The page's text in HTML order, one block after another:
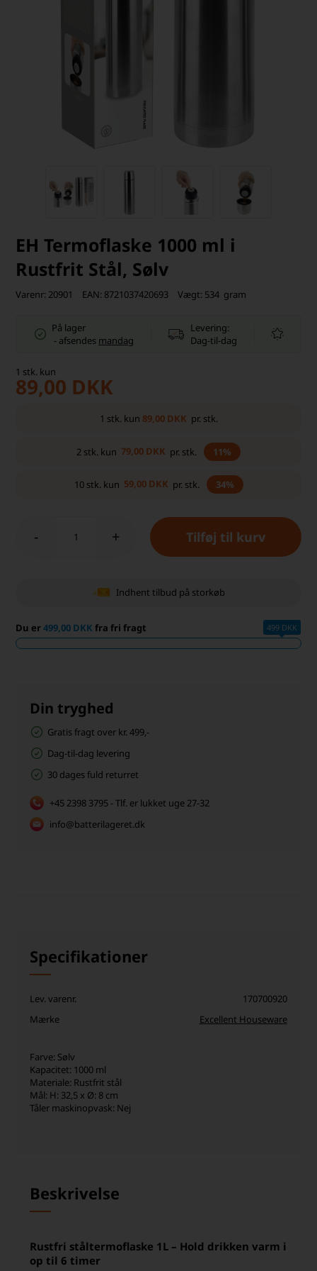
EH Termoflaske 1000 ml i
Rustfrit Stål, Sølv
Varenr: 20901 EAN: 8721037420693 Vægt: 534 gram
På lager
- afsendes mandag
Levering:
Dag-til-dag
1 stk. kun
89,00 DKK
1 stk. kun 89,00 DKK pr. stk.
2 stk. kun 79,00 DKK pr. stk. 11%
10 stk. kun 59,00 DKK pr. stk. 34%
- +
Indhent tilbud på storkøb
Du er499,00 DKK fra fri fragt 499 DKK
Din tryghed
Gratis fragt over kr. 499,-
Dag-til-dag levering
30 dages fuld returret
+45 2398 3795 - Tlf. er lukket uge 27-32
info@batterilageret.dk
Beskrivelse
Rustfri ståltermoflaske 1L – Hold drikken varm i
op til 6 timer
Specifikationer
Lev. varenr.
170700920
Mærke
Excellent Houseware
Farve: Sølv
Kapacitet: 1000 ml
​​​​​​​Materiale: Rustfrit stål
Mål: H: 32,5 x Ø: 8 cm
Tåler maskinopvask: Nej